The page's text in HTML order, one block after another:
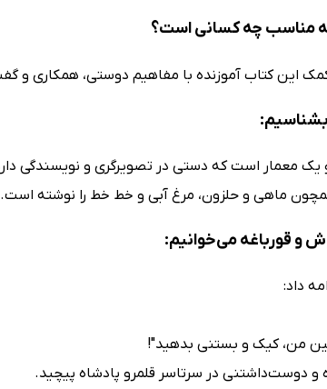
مناسب چه کسانی است؟
بشناسیم:
ماهی و حلزون، مرغ آبی و خط خط را نوشته است.
و قورباغه می‌خوانیم:
داد:
من، کیک و بستنی بدهید"!
و دوست‌داشتنی در سرتاسر قلمرو پادشاه پیچید.